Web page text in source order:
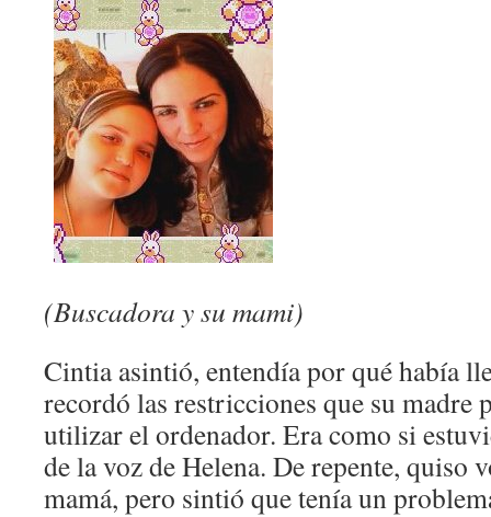
(Buscadora y su mami)
Cintia asintió, entendía por qué había
recordó las restricciones que su madre
utilizar el ordenador. Era como si
de la voz de Helena. De repente, quiso
mamá, pero sintió que tenía un